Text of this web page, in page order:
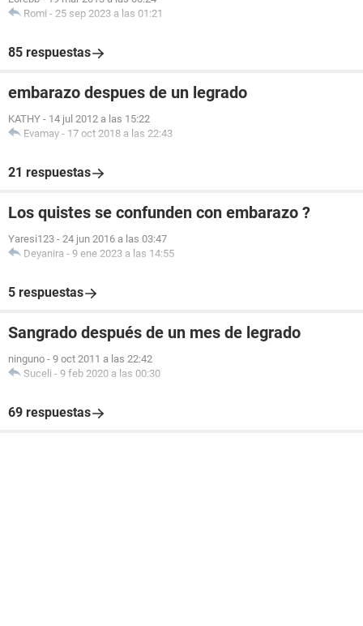
Romi - 25 sep 2023 a las 01:21
85 respuestas
embarazo despues de un legrado
KATHY - 14 jul 2012 a las 15:22
Evamay - 17 oct 2018 a las 22:43
21 respuestas
Los quistes se confunden con embarazo ?
Yaresi123 - 24 jun 2016 a las 03:47
Deyanira - 9 ene 2023 a las 14:55
5 respuestas
Sangrado después de un mes de legrado
ninguno - 9 oct 2011 a las 22:42
Suceli - 9 feb 2020 a las 00:30
69 respuestas